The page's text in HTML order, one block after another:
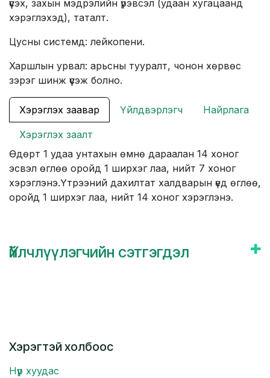
үүсэх, захын мэдрэлийн үрэвсэл (удаан хугацаанд
хэрэглэхэд), таталт.
Цусны системд: лейкопени.
Харшлын урвал: арьсны тууралт, чонон хөрвөс
зэрэг шинж үүсэж болно.
Хэрэглэх заавар Үйлдвэрлэгч Найрлага
Хэрэглэх заалт
Өдөрт 1 удаа унтахын өмнө дараалан 14 хоног
эсвэл өглөө оройд 1 ширхэг лаа, нийт 7 хоног
хэрэглэнэ.Үтрээний дахилтат халдварын үед өглөө,
оройд 1 ширхэг лаа, нийт 14 хоног хэрэглэнэ.
Үйлчлүүлэгчийн сэтгэгдэл
Хэрэгтэй холбоос
Нүүр хуудас